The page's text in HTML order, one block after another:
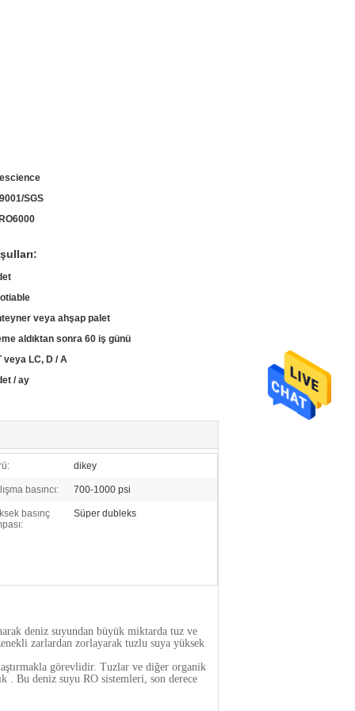
SGS
veya ahşap palet
aldıktan sonra 60 iş günü
veya LC, D / A
/ ay
dikey
basıncı: 700-1000 psi
basınç
Süper dubleks
deniz suyundan büyük miktarda tuz ve
zarlardan zorlayarak tuzlu suya yüksek
görevlidir. Tuzlar ve diğer organik
. Bu deniz suyu RO sistemleri, son derece